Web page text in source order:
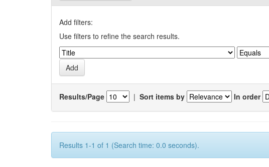
Add filters:
Use filters to refine the search results.
Results/Page | Sort items by In order
Results 1-1 of 1 (Search time: 0.0 seconds).